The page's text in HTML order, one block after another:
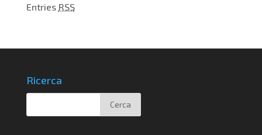
Entries RSS
Ricerca